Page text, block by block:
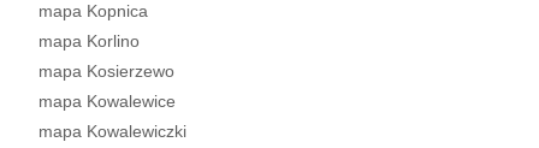
mapa Kopnica
mapa Korlino
mapa Kosierzewo
mapa Kowalewice
mapa Kowalewiczki